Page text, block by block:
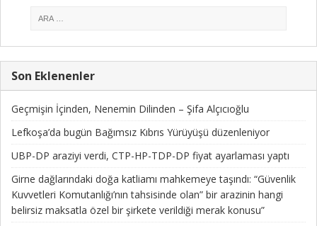
Son Eklenenler
Geçmişin İçinden, Nenemin Dilinden – Şifa Alçıcıoğlu
Lefkoşa’da bugün Bağımsız Kıbrıs Yürüyüşü düzenleniyor
UBP-DP araziyi verdi, CTP-HP-TDP-DP fiyat ayarlaması yaptı
Girne dağlarındaki doğa katliamı mahkemeye taşındı: “Güvenlik
Kuvvetleri Komutanlığı’nın tahsisinde olan” bir arazinin hangi
belirsiz maksatla özel bir şirkete verildiği merak konusu”